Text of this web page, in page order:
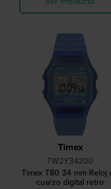
Timex
TW2Y34200
Timex T80 34 mm Reloj
cuarzo digital retro